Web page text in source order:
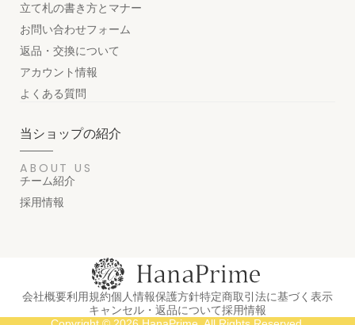
立て札の書き方とマナー
お問い合わせフォーム
返品・交換について
アカウント情報
よくある質問
当ショップの紹介
ABOUT US
チーム紹介
採用情報
会社概要利用規約個人情報保護方針特定商取引法に基づく表示
キャンセル・返品について採用情報